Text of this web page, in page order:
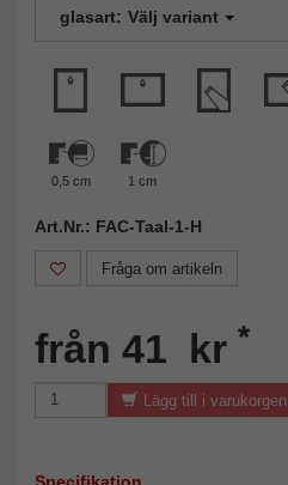
glasart: Välj variant
0,5 cm 1 cm
Art.Nr.: FAC-Taal-1-H
Fråga om artikeln
från 41 kr *
Lägg till i varukorgen
Specifikation